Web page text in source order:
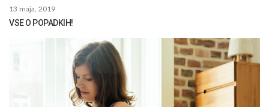
13 maja, 2019
VSE O POPADKIH!